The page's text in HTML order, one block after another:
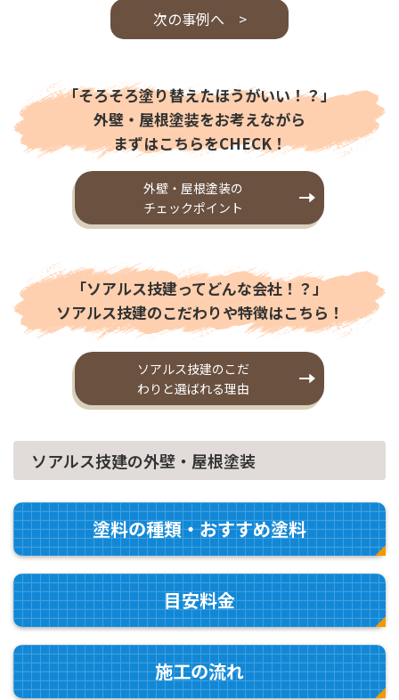
次の事例へ >
「そろそろ塗り替えたほうがいい！？」
外壁・屋根塗装をお考えながら
まずはこちらをCHECK！
外壁・屋根塗装の
チェックポイント
「ソアルス技建ってどんな会社！？」
ソアルス技建のこだわりや特徴はこちら！
ソアルス技建のこだ
わりと選ばれる理由
ソアルス技建の外壁・屋根塗装
塗料の種類・おすすめ塗料
目安料金
施工の流れ